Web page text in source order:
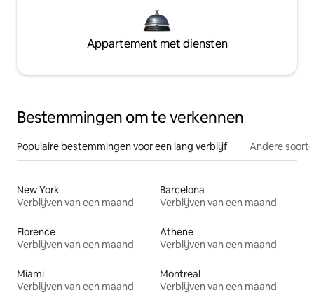
Appartement met diensten
Bestemmingen om te verkennen
Populaire bestemmingen voor een lang verblijf Andere
New York
Verblijven van een maand
Barcelona
Verblijven van een maand
Florence
Verblijven van een maand
Athene
Verblijven van een maand
Miami
Verblijven van een maand
Montreal
Verblijven van een maand